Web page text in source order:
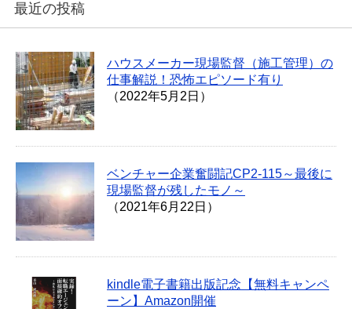
最近の投稿
ハウスメーカー現場監督（施工管理）の
仕事解説！恐怖エピソード有り
（2022年5月2日）
ベンチャー企業奮闘記CP2-115～最後に
現場監督が残したモノ～
（2021年6月22日）
kindle電子書籍出版記念【無料キャンペ
ーン】Amazon開催